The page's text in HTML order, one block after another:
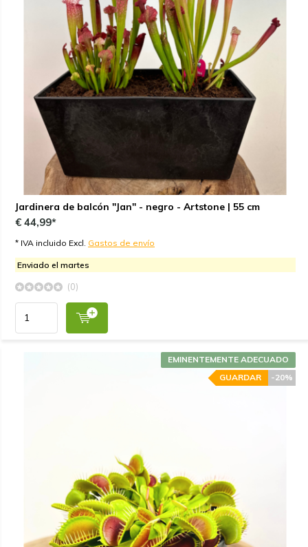
Jardinera de balcón "Jan" - negro - Artstone | 55 cm
€ 44,99*
* IVA incluido Excl. Gastos de envío
Enviado el martes
(0)
EMINENTEMENTE ADECUADO
-20%
GUARDAR